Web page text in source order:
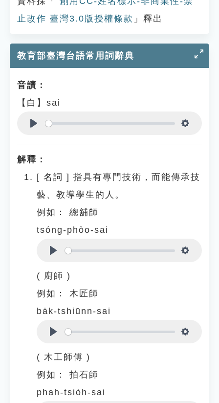
止改作 臺灣3.0版授權條款 」釋出
教育部臺灣台語常用詞辭典
音讀：
【白】sai
解釋：
[ 名詞 ] 指具有專門技術，而能傳承技
藝、教導學生的人。
例如：
總舖師
tsóng-phòo-sai
( 廚師 )
例如：
木匠師
ba̍k-tshiūnn-sai
( 木工師傅 )
例如：
拍石師
phah-tsio̍h-sai